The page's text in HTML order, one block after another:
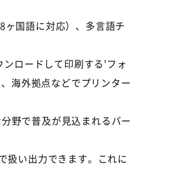
国語に対応）、多言語チ
ロードして印刷する'フォ
海外拠点などでプリンター
野で普及が見込まれるバー
扱い出力できます。これに